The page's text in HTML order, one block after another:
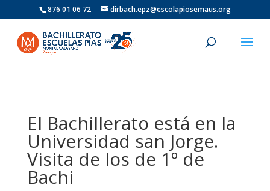
876 01 06 72 dirbach.epz@escolapiosemaus.org
El Bachillerato está en la
Universidad san Jorge.
Visita de los de 1º de
Bachi